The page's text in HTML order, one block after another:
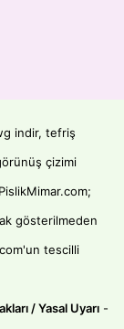
indir, tefriş
çizimi
gösterilmeden
tescilli
/ Yasal Uyarı -